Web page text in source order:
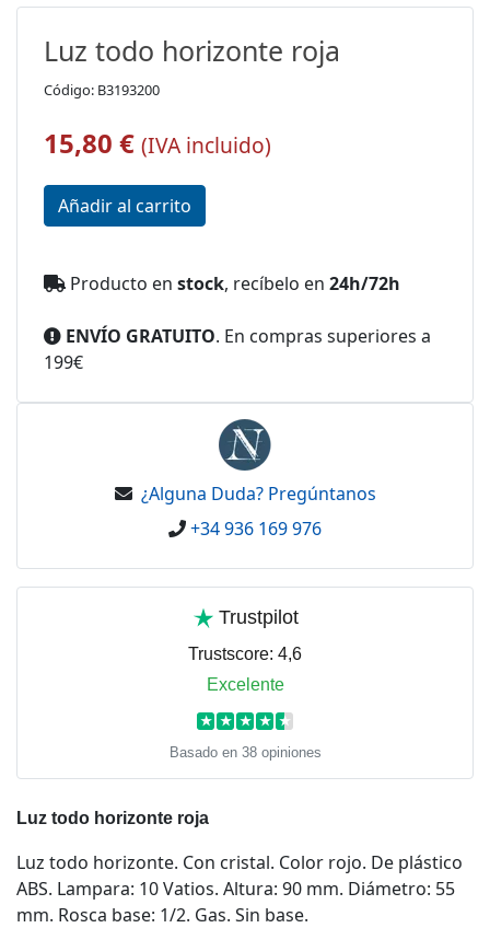
Luz todo horizonte roja
Código: B3193200
15,80 € (IVA incluido)
Producto en stock, recíbelo en 24h/72h
ENVÍO GRATUITO. En compras superiores a
199€
¿Alguna Duda? Pregúntanos
+34 936 169 976
Trustpilot
Trustscore: 4,6
Excelente
★ ★ ★ ★ ★
Basado en 38 opiniones
Luz todo horizonte roja
Luz todo horizonte. Con cristal. Color rojo. De plástico
ABS. Lampara: 10 Vatios. Altura: 90 mm. Diámetro: 55
mm. Rosca base: 1/2. Gas. Sin base.